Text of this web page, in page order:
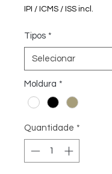
IPI / ICMS / ISS incl.
Tipos *
Moldura *
Quantidade *